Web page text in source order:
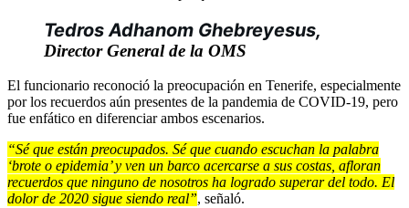
Director General de la OMS
El funcionario reconoció la preocupación en Tenerife, especialmente
por los recuerdos aún presentes de la pandemia de COVID-19, pero
fue enfático en diferenciar ambos escenarios.
“Sé que están preocupados. Sé que cuando escuchan la palabra
‘brote o epidemia’ y ven un barco acercarse a sus costas, afloran
recuerdos que ninguno de nosotros ha logrado superar del todo. El
dolor de 2020 sigue siendo real”, señaló.